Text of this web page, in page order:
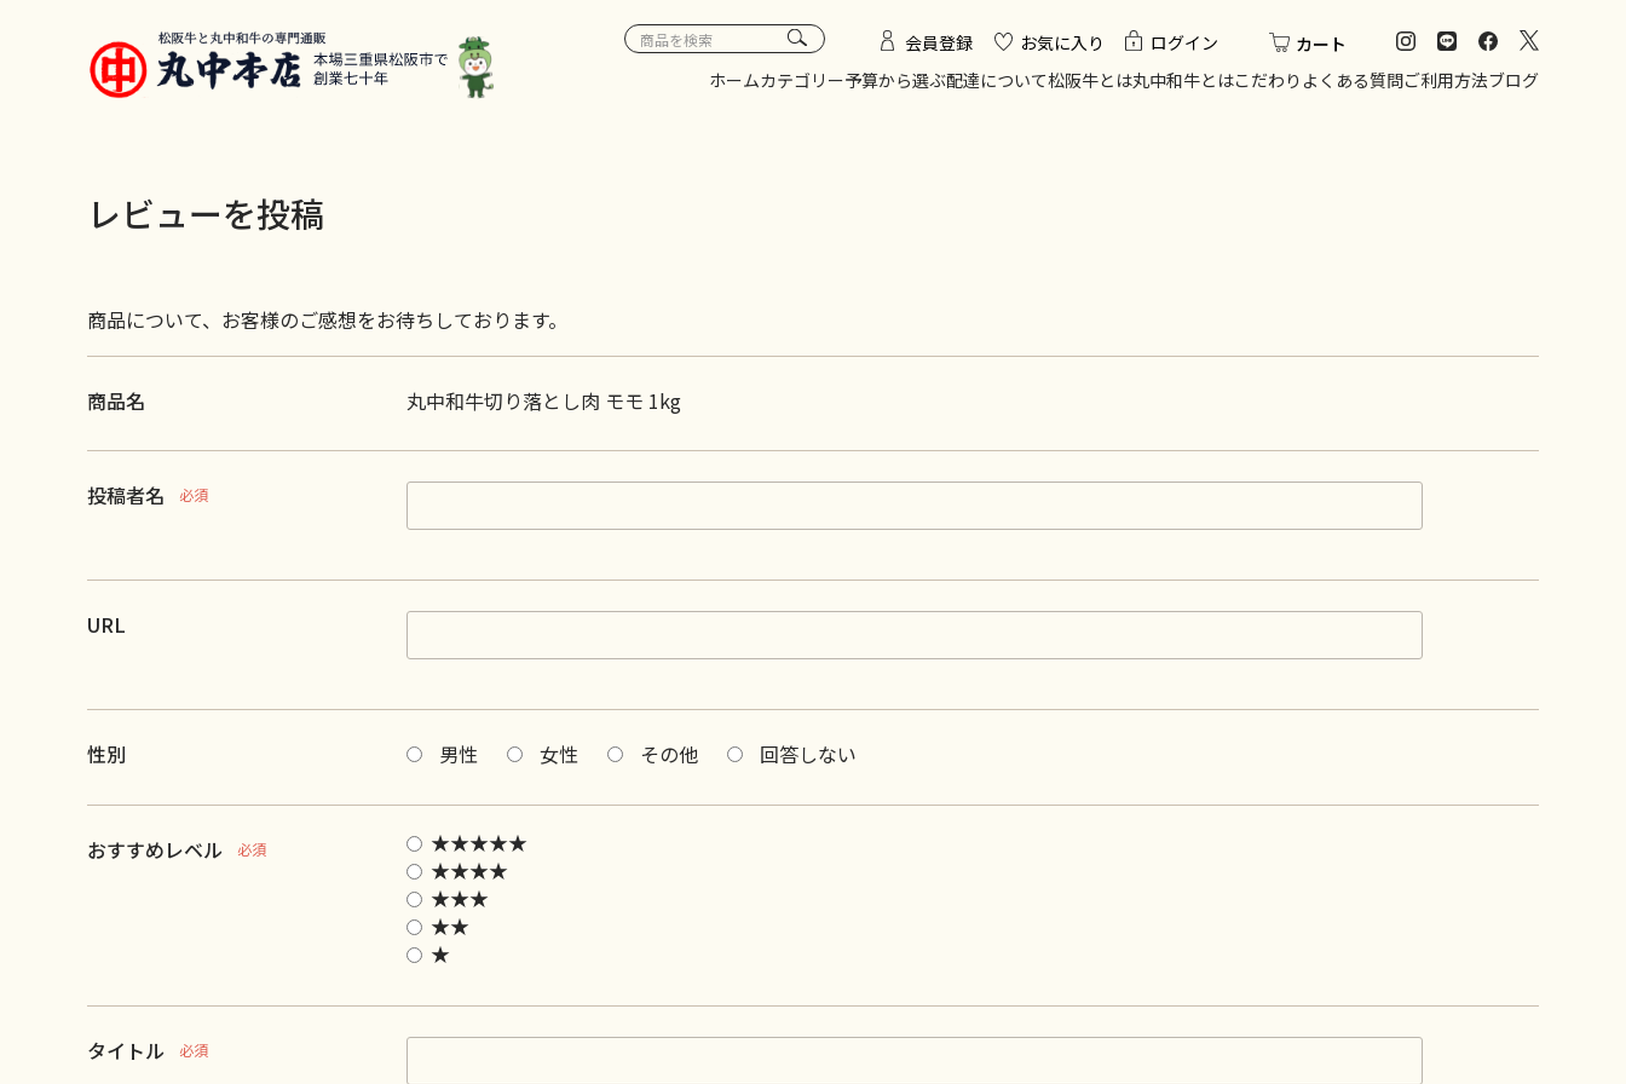
会員登録 お気に入り ログイン
カート
ホームカテゴリー予算から選ぶ配達について松阪牛とは丸中和牛とはこだわり よくある質問ご利用方法ブログ
レビューを投稿
商品について、お客様のご感想をお待ちしております。
商品名 丸中和牛切り落とし肉 モモ 1kg
投稿者名 必須
URL
性別 男性 女性 その他 回答しない
おすすめレベル 必須
★★★★★
★★★★
★★★
★★
★
タイトル 必須